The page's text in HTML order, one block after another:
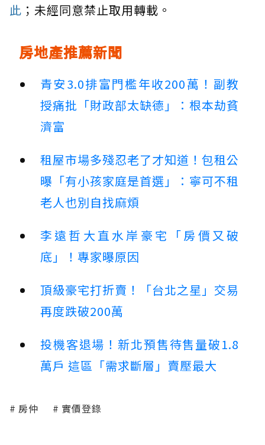
此 ；未經同意禁止取用轉載。
房地產推薦新聞
青安3.0排富門檻年收200萬！副教
授痛批「財政部太缺德」：根本劫貧
濟富
租屋市場多殘忍老了才知道！包租公
曝「有小孩家庭是首選」：寧可不租
老人也別自找麻煩
李遠哲大直水岸豪宅「房價又破
底」！專家曝原因
頂級豪宅打折賣！「台北之星」交易
再度跌破200萬
投機客退場！新北預售待售量破1.8
萬戶 這區「需求斷層」賣壓最大
房仲 實價登錄